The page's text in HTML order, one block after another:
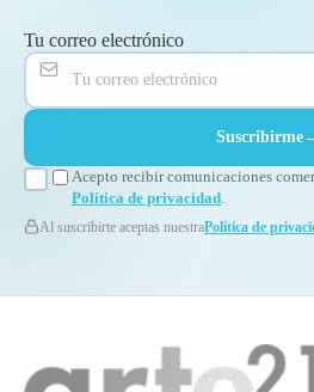
Tu correo electrónico
Suscribirme
Acepto recibir comunicaciones
Política de privacidad.
Al suscribirte aceptas nuestraPolítica de